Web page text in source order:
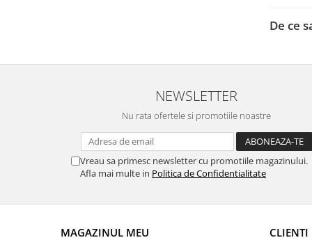
De ce
NEWSLETTER
Nu rata ofertele si promotiile noastre
Vreau sa primesc newsletter cu promotiile magazinului.
Afla mai multe in Politica de Confidentialitate
MAGAZINUL MEU CLIENTI